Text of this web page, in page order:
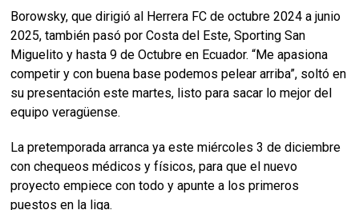
Borowsky, que dirigió al Herrera FC de octubre 2024 a junio
2025, también pasó por Costa del Este, Sporting San
Miguelito y hasta 9 de Octubre en Ecuador. “Me apasiona
competir y con buena base podemos pelear arriba”, soltó en
su presentación este martes, listo para sacar lo mejor del
equipo veragüense.​
La pretemporada arranca ya este miércoles 3 de diciembre
con chequeos médicos y físicos, para que el nuevo
proyecto empiece con todo y apunte a los primeros
puestos en la liga.​